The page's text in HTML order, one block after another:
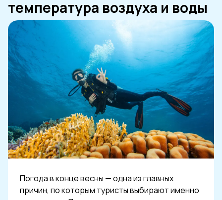
температура воздуха и воды
Погода в конце весны — одна из главных
причин, по которым туристы выбирают именно